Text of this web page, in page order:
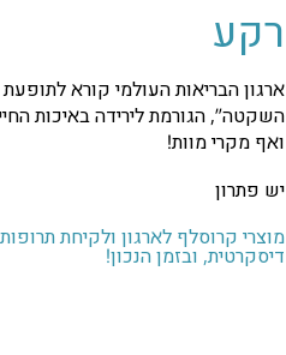
רקע
ארגון הבריאות העולמי קורא
השקטה”, הגורמת לירידה באיכות
ואף מקרי מוות!
יש פתרון
מוצרי קרוסלף לארגון ולקיחת
דיסקרטית, ובזמן הנכון!